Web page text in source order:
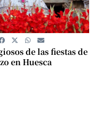
de las fiestas de
en Huesca